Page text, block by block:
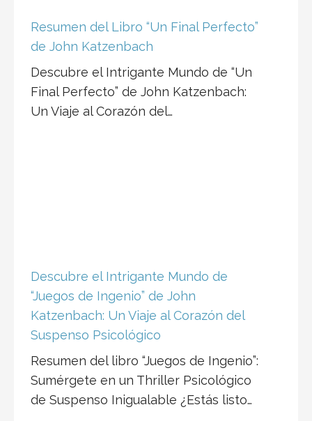
Resumen del Libro “Un Final Perfecto”
de John Katzenbach
Descubre el Intrigante Mundo de “Un
Final Perfecto” de John Katzenbach:
Un Viaje al Corazón del…
Descubre el Intrigante Mundo de
“Juegos de Ingenio” de John
Katzenbach: Un Viaje al Corazón del
Suspenso Psicológico
Resumen del libro “Juegos de Ingenio”:
Sumérgete en un Thriller Psicológico
de Suspenso Inigualable ¿Estás listo…